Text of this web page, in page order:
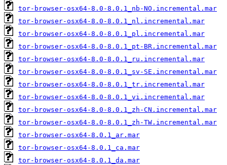
tor-browser-osx64-8.0-8.0.1_nb-NO.incremental.mar
tor-browser-osx64-8.0-8.0.1_nl.incremental.mar
tor-browser-osx64-8.0-8.0.1_pl.incremental.mar
tor-browser-osx64-8.0-8.0.1_pt-BR.incremental.mar
tor-browser-osx64-8.0-8.0.1_ru.incremental.mar
tor-browser-osx64-8.0-8.0.1_sv-SE.incremental.mar
tor-browser-osx64-8.0-8.0.1_tr.incremental.mar
tor-browser-osx64-8.0-8.0.1_vi.incremental.mar
tor-browser-osx64-8.0-8.0.1_zh-CN.incremental.mar
tor-browser-osx64-8.0-8.0.1_zh-TW.incremental.mar
tor-browser-osx64-8.0.1_ar.mar
tor-browser-osx64-8.0.1_ca.mar
tor-browser-osx64-8.0.1_da.mar